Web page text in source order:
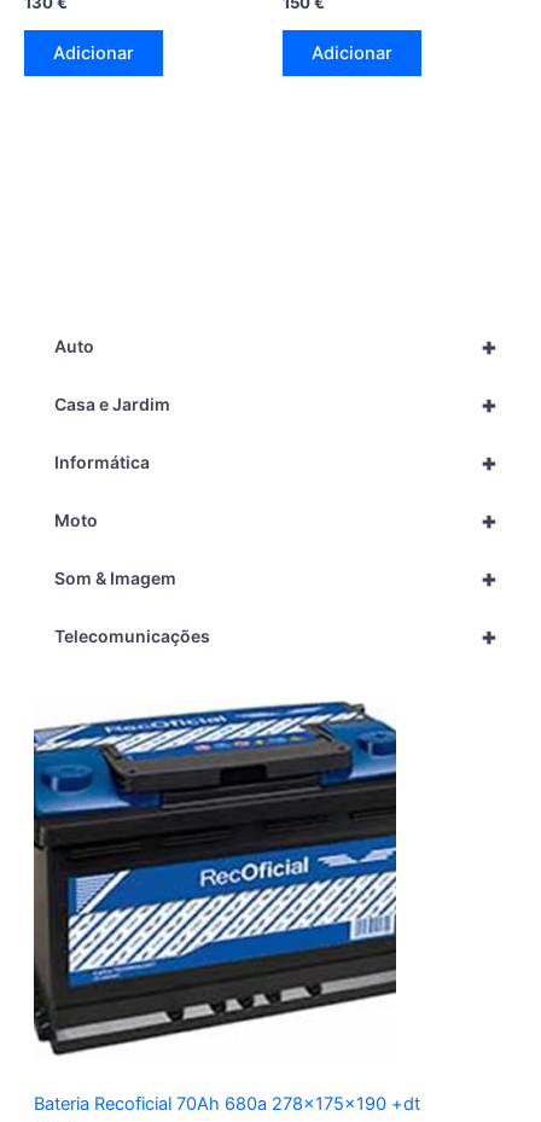
+
Auto
+
Casa e Jardim
+
Informática
+
Moto
+
Som & Imagem
+
Telecomunicações
Bateria Recoficial 70Ah 680a 278x175x190 +dt
Adicionar Adicionar